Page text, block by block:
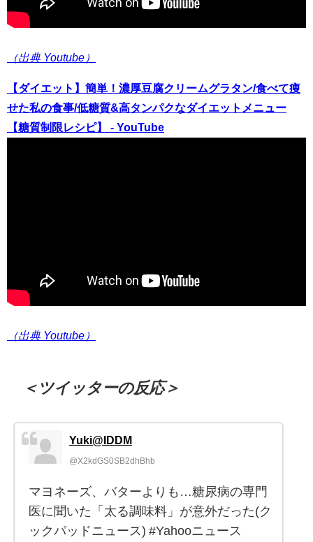
（出典 Youtube）
【ダイエット】簡単！濃厚豆腐クリームグラタン/食べて痩
せた私の食事/低糖質&高タンパクなダイエットメニュー
【糖質制限レシピ】 - YouTube
（出典 Youtube）
＜ツイッターの反応＞
Yuki@IDDM
@X2kdGS0SB2dhBhb
マヨネーズ、バターよりも…糖尿病の専門
医に聞いた「太る調味料」が意外だった(ク
ックパッドニュース) #Yahooニュース